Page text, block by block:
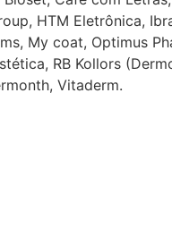
HTM Eletrônica,
My coat, Optimus
RB Kollors
Vitaderm.